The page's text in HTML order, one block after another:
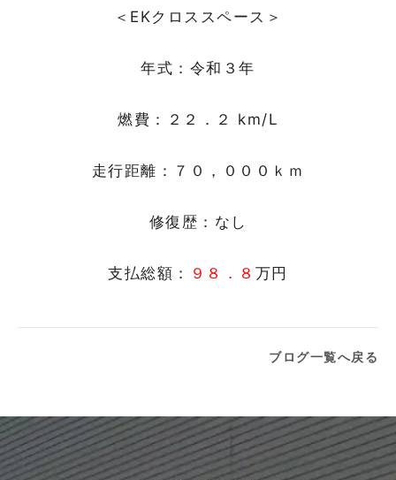
＜EKクロススペース＞
年式：令和３年
燃費：２２．２ km/L
走行距離：７０，０００ｋｍ
修復歴：なし
支払総額： ９８．８ 万円
ブログ一覧へ戻る